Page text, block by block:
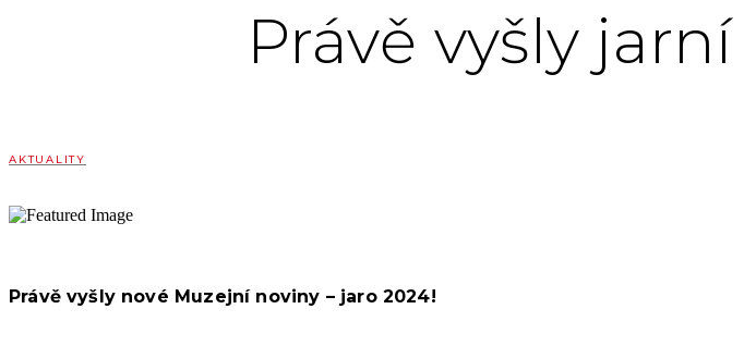
Právě vyšly
AKTUALITY
Právě vyšly nové Muzejní noviny – jaro 2024!